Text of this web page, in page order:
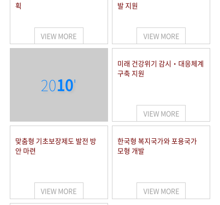
획
VIEW MORE
발 지원
VIEW MORE
2010'
미래 건강위기 감시‧대응체계
구축 지원
VIEW MORE
맞춤형 기초보장제도 발전 방
안 마련
VIEW MORE
한국형 복지국가와 포용국가
모형 개발
VIEW MORE